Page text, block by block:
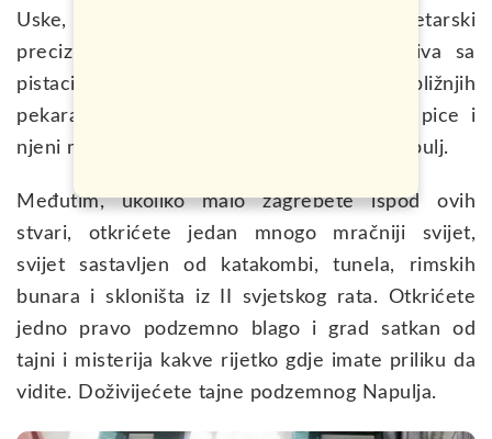
Uske, krivudave ulice, kroz kojih milimetarski
precizno prolaze mali skuteri, miris peciva sa
pistacijama koji mami posjetioce iz obližnjih
pekara, barokne crkve i raskošne palata, pice i
njeni majstori, Vezuv i Kapri. Sve ovo je Napulj.
Međutim, ukoliko malo zagrebete ispod ovih
stvari, otkrićete jedan mnogo mračniji svijet,
svijet sastavljen od katakombi, tunela, rimskih
bunara i skloništa iz II svjetskog rata. Otkrićete
jedno pravo podzemno blago i grad satkan od
tajni i misterija kakve rijetko gdje imate priliku da
vidite. Doživijećete tajne podzemnog Napulja.